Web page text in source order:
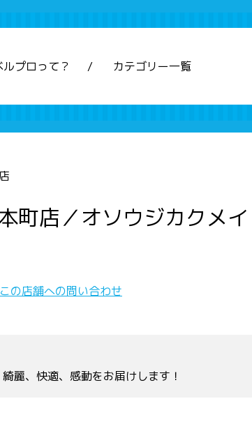
ルプロって？ カテゴリー一覧
町店／オソウジカクメ
この店舗への問い合わせ
麗、快適、感動をお届けします！